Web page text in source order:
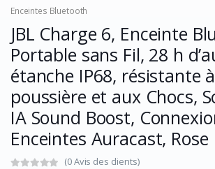
Enceintes Bluetooth
JBL Charge 6, Enceinte
Portable sans Fil, 28 h
étanche IP68, résistante
poussière et aux Chocs,
IA Sound Boost,
Enceintes Auracast, Rose
(0 Avis des clients)